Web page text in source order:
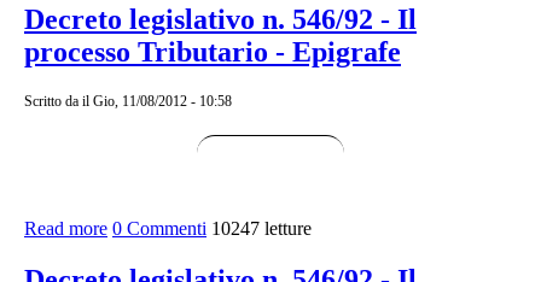
Commissione Tributaria Regionale (artt. 52 - 61)
Decreto legislativo n. 546/92 - Il
processo Tributario - Epigrafe
Scritto da il Gio, 11/08/2012 - 10:58
Read more about Decreto legislativo n. 546/92 - Il processo
0 Commenti 10247 letture